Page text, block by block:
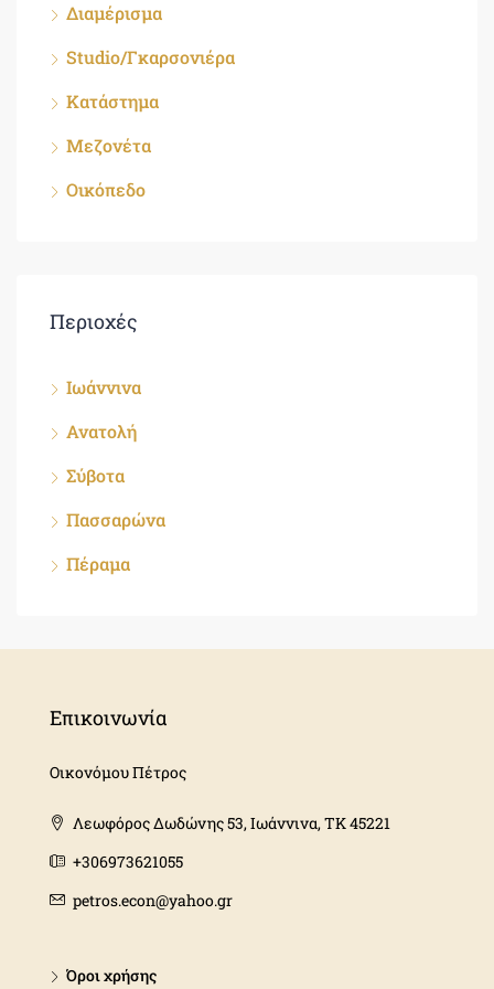
Διαμέρισμα
Studio/Γκαρσονιέρα
Κατάστημα
Μεζονέτα
Οικόπεδο
Περιοχές
Ιωάννινα
Ανατολή
Σύβοτα
Πασσαρώνα
Πέραμα
Επικοινωνία
Οικονόμου Πέτρος
Λεωφόρος Δωδώνης 53, Ιωάννινα, ΤΚ 45221
+306973621055
petros.econ@yahoo.gr
Όροι χρήσης